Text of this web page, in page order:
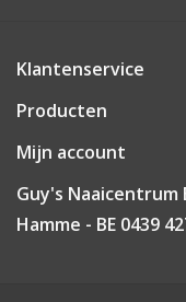
Klantenservice
Producten
Mijn account
Guy's Naaicentrum
Hamme - BE 0439